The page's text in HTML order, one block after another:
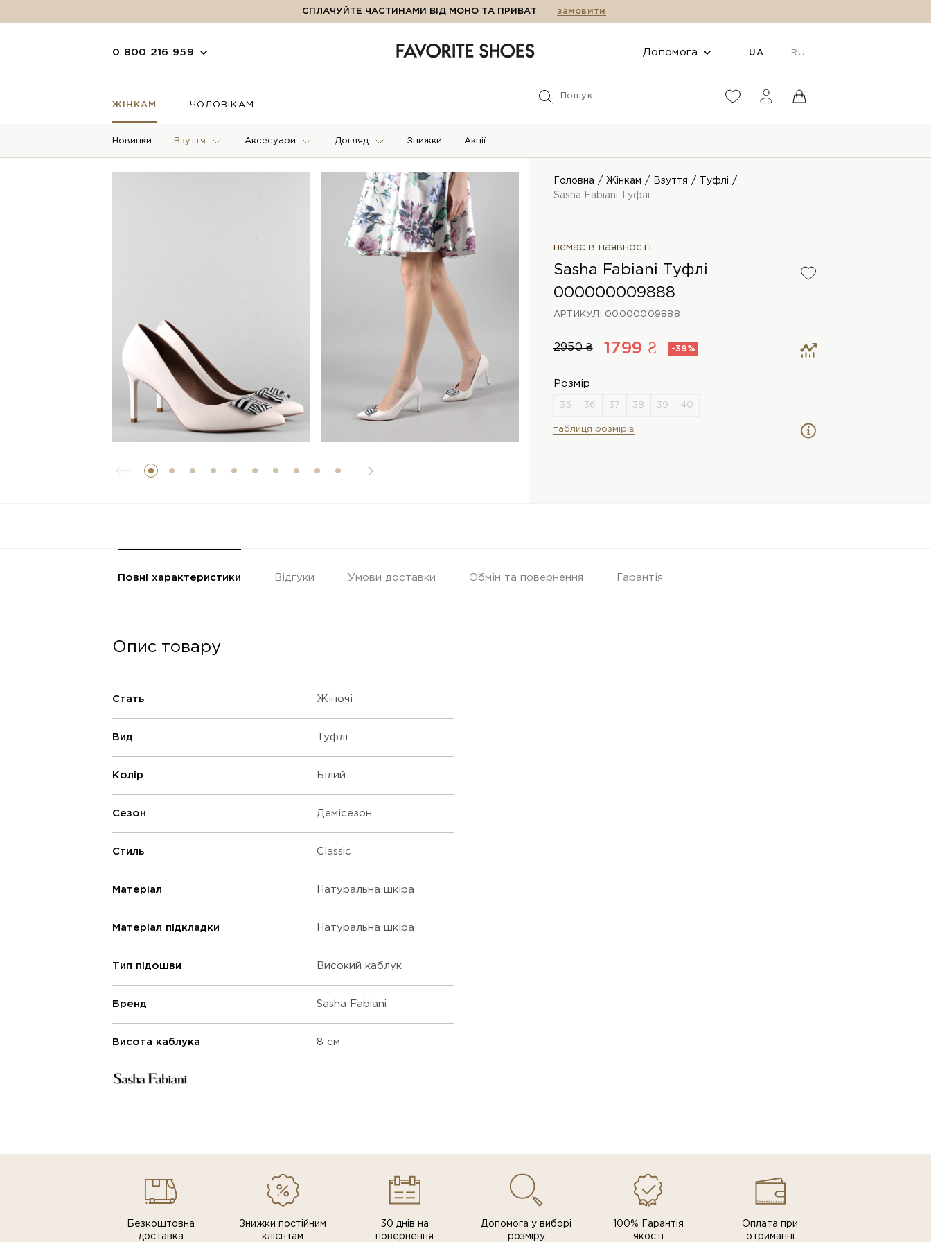
СПЛАЧУЙТЕ ЧАСТИНАМИ ВІД МОНО ТА ПРИВАТ замовити
0 800 216 959 Допомога UA RU
ЖІНКАМ ЧОЛОВІКАМ
Новинки Взуття Аксесуари Догляд Знижки Акції
Головна Жінкам Взуття
Туфлі
Sasha Fabiani Туфлі
немає в наявності
Sasha Fabiani Туфлі
000000009888
АРТИКУЛ: 00000009888
2950 ₴ 1799 ₴ -39%
Розмір
таблиця розмірів
Повні характеристики Відгуки Умови доставки Обмін та повернення Гарантія
Опис товару
Стать Жіночі
Вид Туфлі
Колір Білий
Сезон Демісезон
Стиль Classic
Матеріал Натуральна шкіра
Матеріал підкладки Натуральна шкіра
Тип підошви Високий каблук
Бренд Sasha Fabiani
Висота каблука 8 см
Безкоштовна
доставка
Знижки постiйним
клiєнтам
30 днів на
повернення
Допомога у виборі
розміру
100% Гарантія
якості
Оплата при
отриманні